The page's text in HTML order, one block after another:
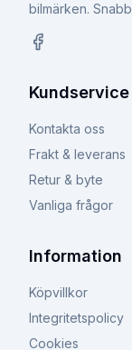
bilmärken.
Kundservice
Kontakta oss
Frakt & leverans
Retur & byte
Vanliga frågor
Information
Köpvillkor
Integritetspolicy
Cookies